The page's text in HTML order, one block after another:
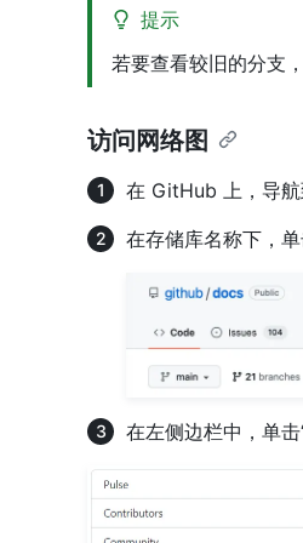
提示
若要查看较旧的分支
访问网络图
在 GitHub 上，导航
在存储库名称下，单
在左侧边栏中，单击“